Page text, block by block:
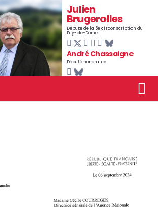
Julien
Brugerolles
Député de la 5e circonscription du
Puy-de-Dôme
André Chassaigne
Député honoraire